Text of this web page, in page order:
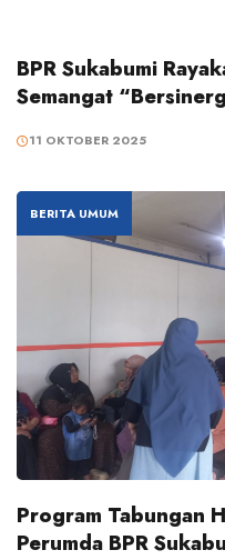
BPR Sukabumi
Semangat
11 OKTOBER 2025
BERITA UMUM
Program Tabungan
Perumda BPR